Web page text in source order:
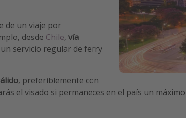
de un viaje por
desde Chile, vía
servicio regular de ferry
, preferiblemente con
el visado si permaneces en el país un máximo